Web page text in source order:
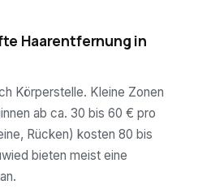
Haarentfernung in
Körperstelle. Kleine Zonen
ab ca. 30 bis 60 € pro
Rücken) kosten 80 bis
bieten meist eine